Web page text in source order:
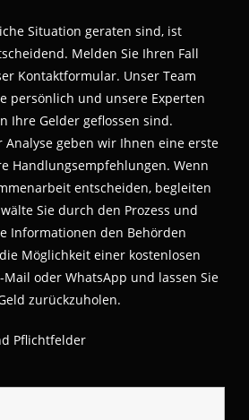
Situation geraten sind, ist
Melden Sie Ihren Fall
Kontaktformular. Unser Team
persönlich und unsere Experten
Ihre Gelder geflossen sind.
Analyse geben wir Ihnen eine erste
Handlungsempfehlungen. Wenn
entscheiden, begleiten
Sie durch den Prozess und
Informationen den Behörden
Möglichkeit einer kostenlosen
oder WhatsApp und lassen Sie
zurückzuholen.
Pflichtfelder